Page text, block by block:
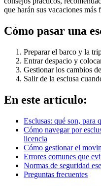
que harán sus vacaciones más
Cómo pasar una
Preparar el barco y la
Entrar despacio y
Gestionar los cambios
Salir de la esclusa
En este artículo:
Esclusas: qué son, para
Cómo navegarpor
licencia
Cómo gestionar el
Errores comunes que
Normas de seguridad
Preguntas frecuentes